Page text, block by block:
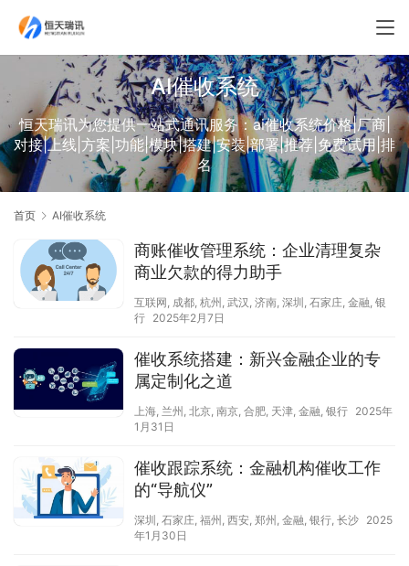
AI催收系统
恒天瑞讯为您提供一站式通讯服务：ai催收系统价格|厂商|
对接|上线|方案|功能|模块|搭建|安装|部署|推荐|免费试用|排
名
首页 AI催收系统
商账催收管理系统：企业清理复杂
商业欠款的得力助手
互联网, 成都, 杭州 , 武汉 , 济南, 深圳 , 石家庄, 金融, 银
行 2025年2月7日
催收系统搭建：新兴金融企业的专
属定制化之道
上海, 兰州 , 北京, 南京, 合肥, 天津, 金融, 银行 2025年
1月31日
催收跟踪系统：金融机构催收工作
的“导航仪”
深圳 , 石家庄, 福州 , 西安, 郑州 , 金融, 银行, 长沙 2025
年1月30日